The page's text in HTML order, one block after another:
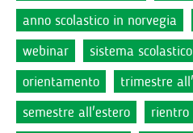
anno scolastico in norvegia
webinar
sistema scolastico
orientamento
trimestre
semestre all'estero
rientro